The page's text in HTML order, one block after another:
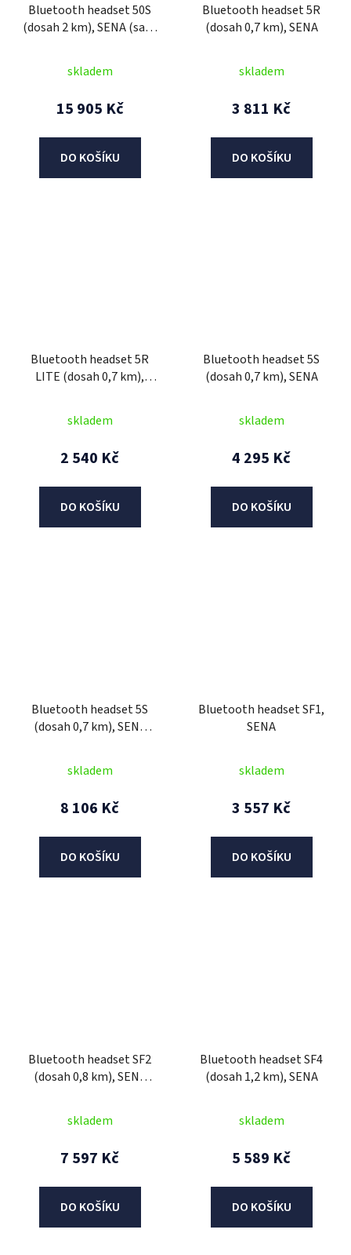
Bluetooth headset 50S
(dosah 2 km), SENA (sada
skladem
15 905 Kč
DO KOŠÍKU
Bluetooth headset 5R
(dosah 0,7 km), SENA
skladem
3 811 Kč
DO KOŠÍKU
Bluetooth headset 5R
LITE (dosah 0,7 km),
skladem
2 540 Kč
DO KOŠÍKU
Bluetooth headset 5S
(dosah 0,7 km), SENA
skladem
4 295 Kč
DO KOŠÍKU
Bluetooth headset 5S
(dosah 0,7 km), SENA
skladem
8 106 Kč
DO KOŠÍKU
Bluetooth headset SF1,
SENA
skladem
3 557 Kč
DO KOŠÍKU
Bluetooth headset SF2
(dosah 0,8 km), SENA
skladem
7 597 Kč
DO KOŠÍKU
Bluetooth headset SF4
(dosah 1,2 km), SENA
skladem
5 589 Kč
DO KOŠÍKU